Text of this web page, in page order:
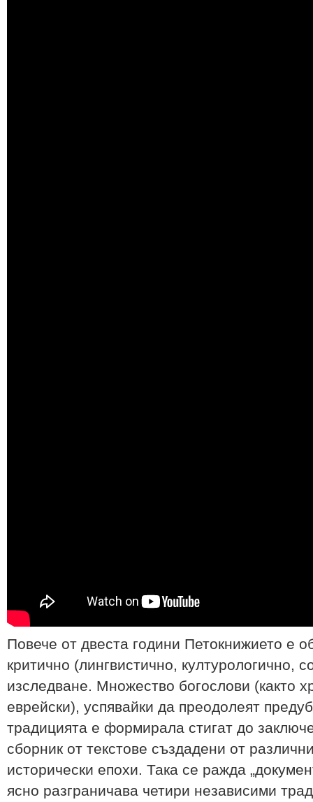
Повече от двеста години Петокнижието е
критично (лингвистично, културологично,
изследване. Множество богослови (както
еврейски), успявайки да преодолеят
традицията е формирала стигат до
сборник от текстове създадени от
исторически епохи. Така се ражда
ясно разграничава четири независими